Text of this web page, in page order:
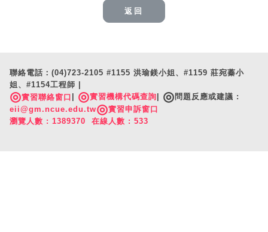
返回
聯絡電話：(04)723-2105 #1155 洪瑜鎂小姐、#1159 莊宛蓁小
姐、#1154工程師 |
◎實習聯絡窗口 ◎實習機構代碼查詢 ◎ 問題反應或建議 :
eii@gm.ncue.edu.tw◎實習申訴窗口
瀏覽人數 : 1389370 在線人數 : 533